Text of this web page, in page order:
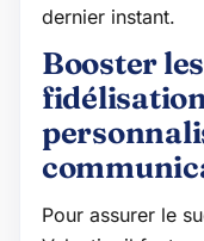
dernier instant.
Booster
Pour assurer le